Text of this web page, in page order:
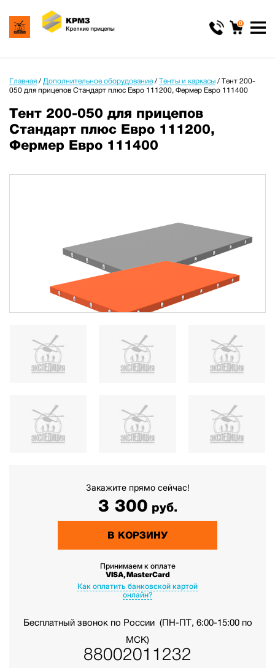
0
Главная / Дополнительное оборудование / Тенты и каркасы / Тент 200-
050 для прицепов Стандарт плюс Евро 111200, Фермер Евро 111400
Тент 200-050 для прицепов
Стандарт плюс Евро 111200,
Фермер Евро 111400
Закажите прямо сейчас!
3 300 руб.
В КОРЗИНУ
Принимаем к оплате
VISA, MasterCard
Как оплатить банковской картой
онлайн?
Бесплатный звонок по России (ПН-ПТ, 6:00-15:00 по
МСК)
88002011232